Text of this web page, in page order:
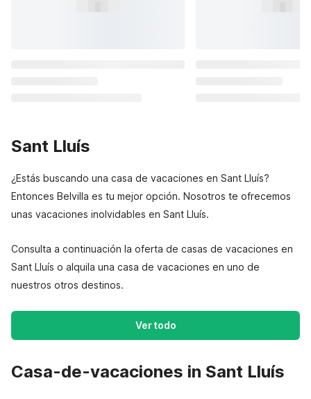
Sant Lluís
¿Estás buscando una casa de vacaciones en Sant Lluís?
Entonces Belvilla es tu mejor opción. Nosotros te ofrecemos
unas vacaciones inolvidables en Sant Lluís.
Consulta a continuación la oferta de casas de vacaciones en
Sant Lluís o alquila una casa de vacaciones en uno de
nuestros otros destinos.
Ver todo
Casa-de-vacaciones in Sant Lluís